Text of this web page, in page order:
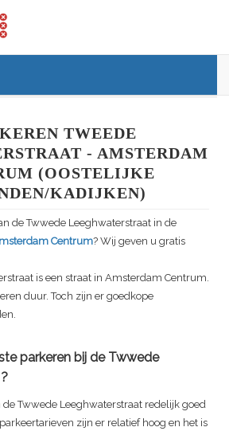
TWEEDE
- AMSTERDAM
(OOSTELIJKE
KADIJKEN)
deTwwede Leeghwaterstraat in de
Centrum? Wij geven u gratis
is een straat in Amsterdam Centrum.
duur. Toch zijn er goedkope
parkeren bij de Twwede
?
deTwwede Leeghwaterstraat redelijk goed
zijn er relatief hoog en het is